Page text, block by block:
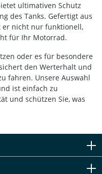
zum
Anpassen
ultimativen Schutz
des Tanks. Gefertigt aus
er nicht nur funktionell,
für Ihr Motorrad.
oder es für besondere
den Werterhalt und
fahren. Unsere Auswahl
ist einfach zu
und schützen Sie, was